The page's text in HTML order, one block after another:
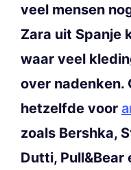
veel mensen
Zara uit Spanje
waar veel
over nadenken.
hetzelfde voor
zoals Bershka,
Dutti, Pull&Bear